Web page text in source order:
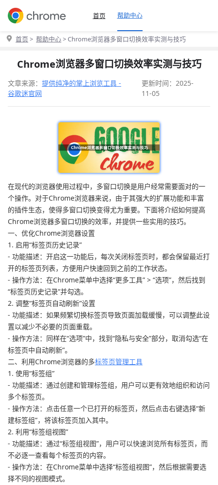
首页 帮助中心
首页 > 帮助中心> Chrome浏览器多窗口切换效率实测与技巧
Chrome浏览器多窗口切换效率实测与技巧
文章来源： 提供纯净的掌上浏览工具 -
谷歌迷官网
更新时间：2025-
11-05
在现代的浏览器使用过程中，多窗口切换是用户经常需要面对的一
个操作。对于Chrome浏览器来说，由于其强大的扩展功能和丰富
的插件生态，使得多窗口切换变得尤为重要。下面将介绍如何提高
Chrome浏览器多窗口切换的效率，并提供一些实用的技巧。
一、优化Chrome浏览器设置
1. 启用“标签页历史记录”
- 功能描述：开启这一功能后，每次关闭标签页时，都会保留最近打
开的标签页列表，方便用户快速回到之前的工作状态。
- 操作方法：在Chrome菜单中选择“更多工具” > “选项”，然后找到
“标签页历史记录”并勾选。
2. 调整“标签页自动刷新”设置
- 功能描述：如果频繁切换标签页导致页面加载缓慢，可以调整此设
置以减少不必要的页面重载。
- 操作方法：同样在“选项”中，找到“隐私与安全”部分，取消勾选“在
标签页中自动刷新”。
二、利用Chrome浏览器的多标签页管理工具
1. 使用“标签组”
- 功能描述：通过创建和管理标签组，用户可以更有效地组织和访问
多个标签页。
- 操作方法：点击任意一个已打开的标签页，然后点击右键选择“新
建标签组”，将该标签页加入其中。
2. 利用“标签组视图”
- 功能描述：通过“标签组视图”，用户可以快速浏览所有标签页，而
不必逐一查看每个标签页的内容。
- 操作方法：在Chrome菜单中选择“标签组视图”，然后根据需要选
择不同的视图模式。